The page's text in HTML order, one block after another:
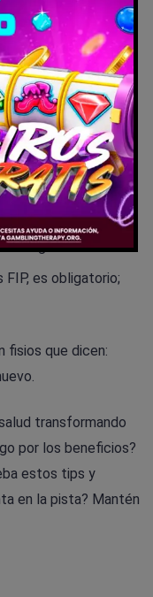
48-72 horas sin
para epicondilitis o
fuerza específica;
estrés con
ligeras.
FIP, es obligatorio;
fisios que dicen:
transformando
por los beneficios?
estos tips y
en la pista? Mantén